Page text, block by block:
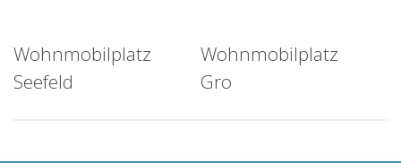
Wohnmobilplatz
Seefeld
Wohnmobilplatz
Gro